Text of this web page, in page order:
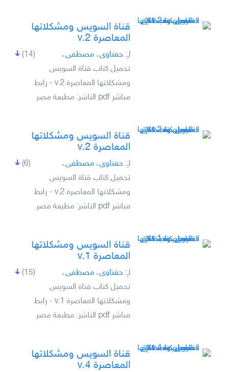
قناة السويس ومشكلاتها
المعاصرة v.2
(14) لـِ: حفناوى، مصطفى،
تحميل كتاب قناة السويس
ومشكلاتها المعاصرة v.2 - رابط
مباشر pdf الناشر: مطبعة مصر
قناة السويس ومشكلاتها
المعاصرة v.2
(6) لـِ: حفناوى، مصطفى،
تحميل كتاب قناة السويس
ومشكلاتها المعاصرة v.2 - رابط
مباشر pdf الناشر: مطبعة مصر
قناة السويس ومشكلاتها
المعاصرة v.1
(15) لـِ: حفناوى، مصطفى،
تحميل كتاب قناة السويس
ومشكلاتها المعاصرة v.1 - رابط
مباشر pdf الناشر: مطبعة مصر
قناة السويس ومشكلاتها
المعاصرة v.4